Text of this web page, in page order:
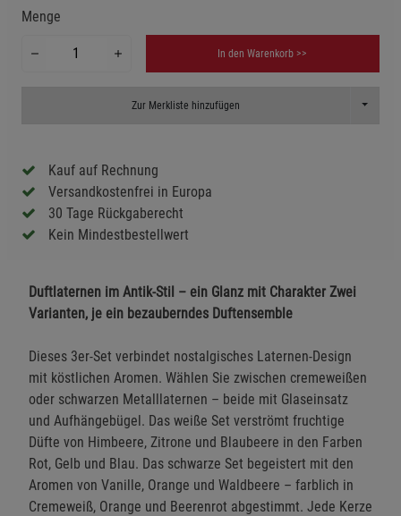
Menge
In den Warenkorb >>
Zur Merkliste hinzufügen Toggle
Kauf auf Rechnung
Versandkostenfrei in Europa
30 Tage Rückgaberecht
Kein Mindestbestellwert
Duftlaternen im Antik-Stil – ein Glanz mit Charakter Zwei
Varianten, je ein bezauberndes Duftensemble
Dieses 3er-Set verbindet nostalgisches Laternen-Design
mit köstlichen Aromen. Wählen Sie zwischen cremeweißen
oder schwarzen Metalllaternen – beide mit Glaseinsatz
und Aufhängebügel. Das weiße Set verströmt fruchtige
Düfte von Himbeere, Zitrone und Blaubeere in den Farben
Rot, Gelb und Blau. Das schwarze Set begeistert mit den
Aromen von Vanille, Orange und Waldbeere – farblich in
Cremeweiß, Orange und Beerenrot abgestimmt. Jede Kerze